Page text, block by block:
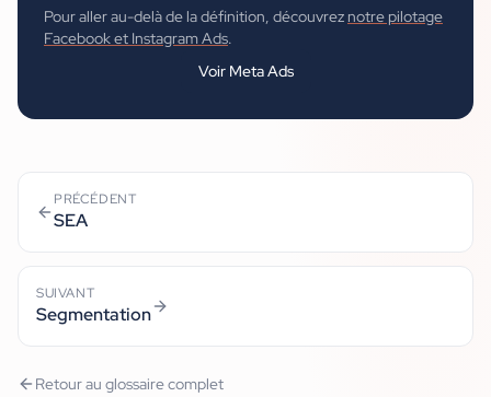
Pour aller au-delà de la définition, découvrez notre pilotage
Facebook et Instagram Ads.
Voir Meta Ads
PRÉCÉDENT
SEA
SUIVANT
Segmentation
Retour au glossaire complet